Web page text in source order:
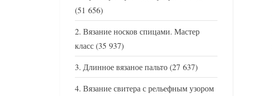
(51 656)
Вязание носков спицами. Мастер
класс(35 937)
Длинное вязаное пальто(27 637)
Вязание свитера с рельефным узором